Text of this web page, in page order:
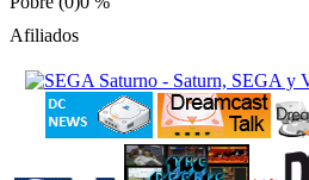
Afiliados